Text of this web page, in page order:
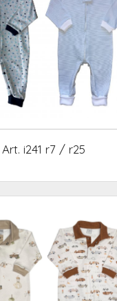
Art. i241 r7 / r25